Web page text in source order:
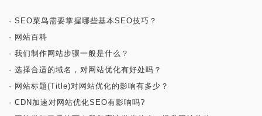
· SEO菜鸟需要掌握哪些基本SEO技巧？
· 网站百科
· 我们制作网站步骤一般是什么？
· 选择合适的域名，对网站优化有好处吗？
· 网站标题(Title)对网站优化的影响有多少？
· CDN加速对网站优化SEO有影响吗?